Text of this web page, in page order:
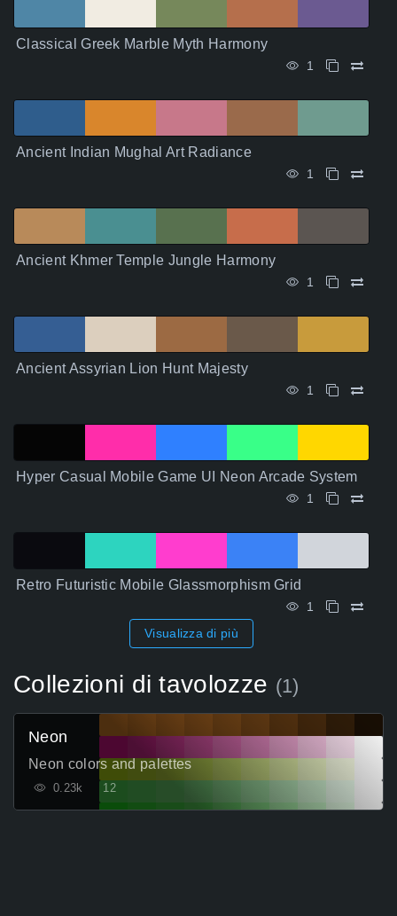
Classical Greek Marble Myth Harmony
1
Ancient Indian Mughal Art Radiance
1
Ancient Khmer Temple Jungle Harmony
1
Ancient Assyrian Lion Hunt Majesty
1
Hyper Casual Mobile Game UI Neon Arcade System
1
Retro Futuristic Mobile Glassmorphism Grid
1
Visualizza di più
Collezioni di tavolozze (1)
Neon
Neon colors and palettes
0.23k 12